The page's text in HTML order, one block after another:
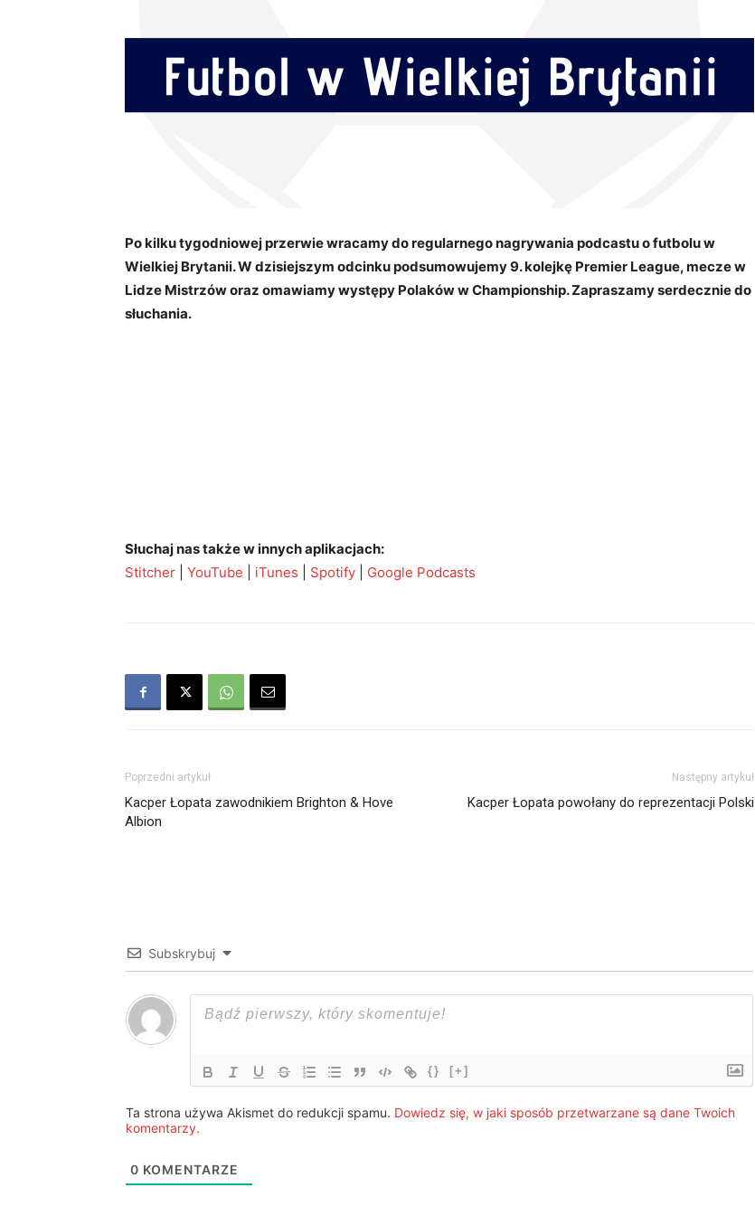
Po kilku tygodniowej przerwie wracamy do regularnego nagrywania podcastu o futbolu w
Wielkiej Brytanii. W dzisiejszym odcinku podsumowujemy 9. kolejkę Premier League, mecze w
Lidze Mistrzów oraz omawiamy występy Polaków w Championship. Zapraszamy serdecznie do
słuchania.
Słuchaj nas także w innych aplikacjach:
Stitcher
YouTube iTunes Spotify Google Podcasts
Poprzedni artykuł
Kacper Łopata zawodnikiem Brighton & Hove
Albion
Następny artykuł
Kacper Łopata powołany do reprezentacji Polski
Subskrybuj
{} [+]
Ta strona używa Akismet do redukcji spamu. Dowiedz się, w jaki sposób przetwarzane są dane Twoich
komentarzy.
0 KOMENTARZE